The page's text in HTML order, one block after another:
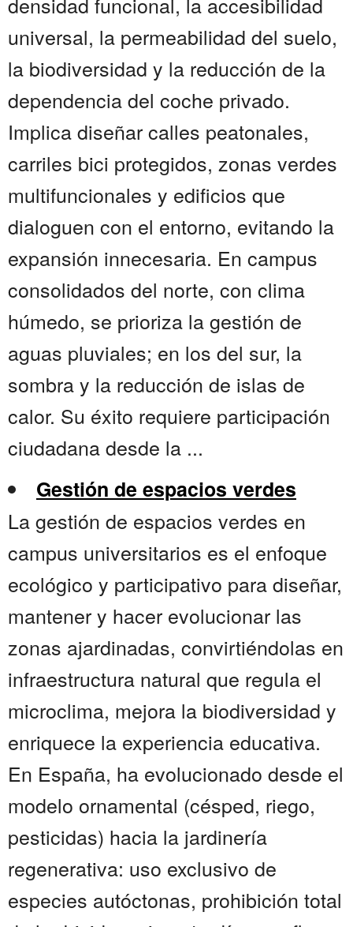
universal, la permeabilidad del suelo,
la biodiversidad y la reducción de la
dependencia del coche privado.
Implica diseñar calles peatonales,
carriles bici protegidos, zonas verdes
multifuncionales y edificios que
dialoguen con el entorno, evitando la
expansión innecesaria. En campus
consolidados del norte, con clima
húmedo, se prioriza la gestión de
aguas pluviales; en los del sur, la
sombra y la reducción de islas de
calor. Su éxito requiere participación
ciudadana desde la ...
Gestión de espacios verdes
La gestión de espacios verdes en
campus universitarios es el enfoque
ecológico y participativo para diseñar,
mantener y hacer evolucionar las
zonas ajardinadas, convirtiéndolas en
infraestructura natural que regula el
microclima, mejora la biodiversidad y
enriquece la experiencia educativa.
En España, ha evolucionado desde el
modelo ornamental (césped, riego,
pesticidas) hacia la jardinería
regenerativa: uso exclusivo de
especies autóctonas, prohibición total